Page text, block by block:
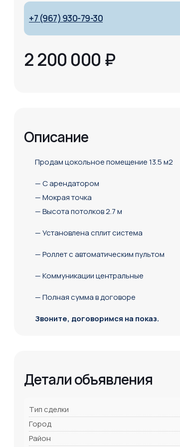
+7 (967) 930-79-30
2 200 000 ₽
Описание
Продам цокольное помещение 13.5 м2
— С арендатором
— Мокрая точка
— Высота потолков 2.7 м
— Установлена сплит система
— Роллет с автоматическим пультом
— Коммуникации центральные
— Полная сумма в договоре
Звоните, договоримся на показ.
Детали объявления
Тип сделки
Город
Район